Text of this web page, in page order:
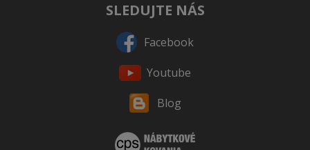
SLEDUJTE NÁS
Facebook
Youtube
Blog